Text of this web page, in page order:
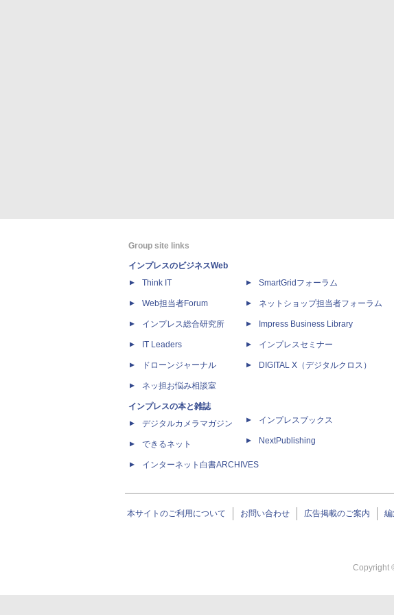
Group site links
インプレスのビジネスWeb
Think IT
Web担当者Forum
インプレス総合研究所
IT Leaders
ドローンジャーナル
ネッ担お悩み相談室
インプレスの本と雑誌
デジタルカメラマガジン
できるネット
インターネット白書ARCHIVES
SmartGridフォーラム
ネットショップ担当者フォーラム
Impress Business Library
インプレスセミナー
DIGITAL X（デジタルクロス）
インプレスブックス
NextPublishing
本サイトのご利用について お問い合わせ 広告掲載のご案内
Copyright